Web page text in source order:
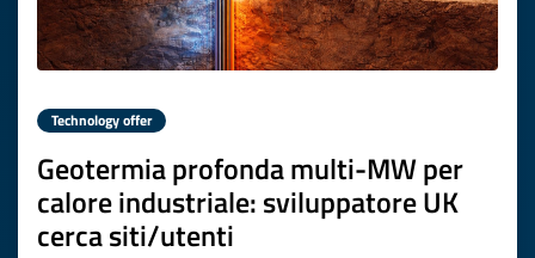
Technology offer
Geotermia profonda multi-MW per
calore industriale: sviluppatore UK
cerca siti/utenti